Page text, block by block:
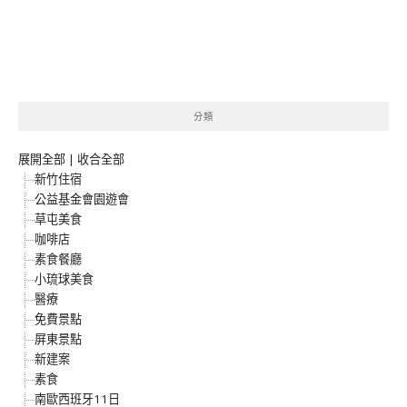
分類
展開全部 | 收合全部
新竹住宿
公益基金會園遊會
草屯美食
咖啡店
素食餐廳
小琉球美食
醫療
免費景點
屏東景點
新建案
素食
南歐西班牙11日